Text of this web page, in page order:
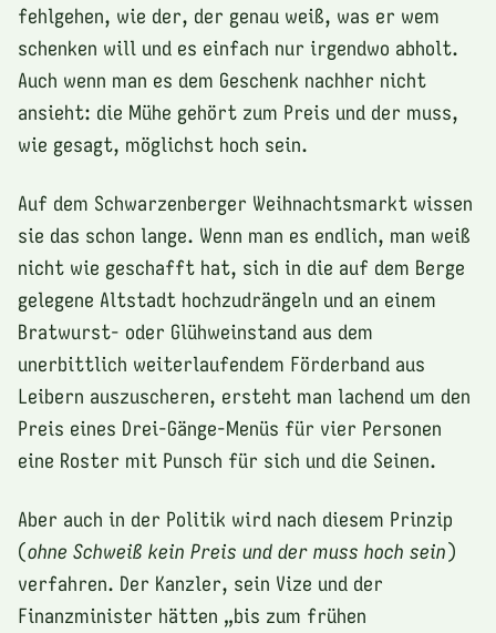
fehlgehen, wie der, der genau weiß, was er wem
schenken will und es einfach nur irgendwo abholt.
Auch wenn man es dem Geschenk nachher nicht
ansieht: die Mühe gehört zum Preis und der muss,
wie gesagt, möglichst hoch sein.
Auf dem Schwarzenberger Weihnachtsmarkt wissen
sie das schon lange. Wenn man es endlich, man weiß
nicht wie geschafft hat, sich in die auf dem Berge
gelegene Altstadt hochzudrängeln und an einem
Bratwurst- oder Glühweinstand aus dem
unerbittlich weiterlaufendem Förderband aus
Leibern auszuscheren, ersteht man lachend um den
Preis eines Drei-Gänge-Menüs für vier Personen
eine Roster mit Punsch für sich und die Seinen.
Aber auch in der Politik wird nach diesem Prinzip
(ohne Schweiß kein Preis und der muss hoch sein)
verfahren. Der Kanzler, sein Vize und der
Finanzminister hätten „bis zum frühen